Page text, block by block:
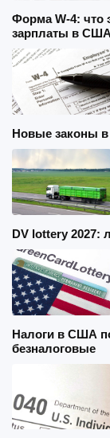
Форма W-4: что
зарплаты в США
Новые законы в
DV lottery 2027:
Налоги в США
безналоговые